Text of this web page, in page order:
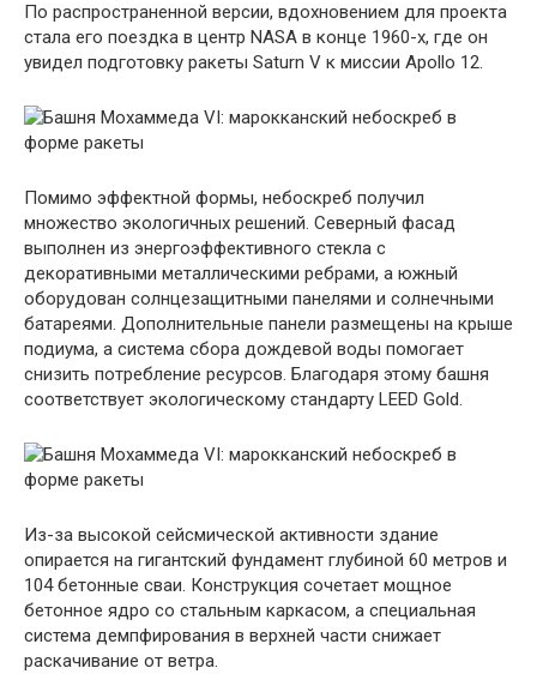
По распространенной версии, вдохновением для проекта
стала его поездка в центр NASA в конце 1960-х, где он
увидел подготовку ракеты Saturn V к миссии Apollo 12.
Помимо эффектной формы, небоскреб получил
множество экологичных решений. Северный фасад
выполнен из энергоэффективного стекла с
декоративными металлическими ребрами, а южный
оборудован солнцезащитными панелями и солнечными
батареями. Дополнительные панели размещены на крыше
подиума, а система сбора дождевой воды помогает
снизить потребление ресурсов. Благодаря этому башня
соответствует экологическому стандарту LEED Gold.
Из-за высокой сейсмической активности здание
опирается на гигантский фундамент глубиной 60 метров и
104 бетонные сваи. Конструкция сочетает мощное
бетонное ядро со стальным каркасом, а специальная
система демпфирования в верхней части снижает
раскачивание от ветра.